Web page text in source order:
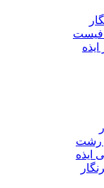
رشت
ایذه